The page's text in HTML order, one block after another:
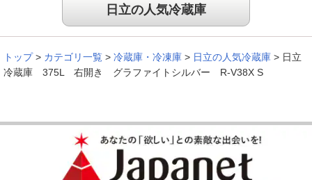
日立の人気冷蔵庫
トップ > カテゴリ一覧 > 冷蔵庫・冷凍庫 > 日立の人気冷蔵庫 > 日立
冷蔵庫 375L 右開き グラファイトシルバー R-V38X S